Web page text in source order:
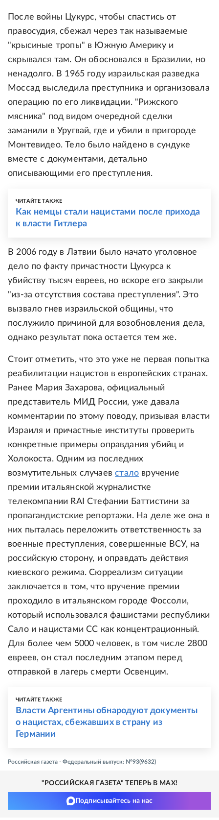
После войны Цукурс, чтобы спастись от
правосудия, сбежал через так называемые
"крысиные тропы" в Южную Америку и
скрывался там. Он обосновался в Бразилии, но
ненадолго. В 1965 году израильская разведка
Моссад выследила преступника и организовала
операцию по его ликвидации. "Рижского
мясника" под видом очередной сделки
заманили в Уругвай, где и убили в пригороде
Монтевидео. Тело было найдено в сундуке
вместе с документами, детально
описывающими его преступления.
ЧИТАЙТЕ ТАКЖЕ
Как немцы стали нацистами после прихода
к власти Гитлера
В 2006 году в Латвии было начато уголовное
дело по факту причастности Цукурса к
убийству тысяч евреев, но вскоре его закрыли
"из-за отсутствия состава преступления". Это
вызвало гнев израильской общины, что
послужило причиной для возобновления дела,
однако результат пока остается тем же.
Стоит отметить, что это уже не первая попытка
реабилитации нацистов в европейских странах.
Ранее Мария Захарова, официальный
представитель МИД России, уже давала
комментарии по этому поводу, призывая власти
Израиля и причастные институты проверить
конкретные примеры оправдания убийц и
Холокоста. Одним из последних
возмутительных случаевстало вручение
премии итальянской журналистке
телекомпании RAI Стефании Баттистини за
пропагандистские репортажи. На деле же она в
них пыталась переложить ответственность за
военные преступления, совершенные ВСУ, на
российскую сторону, и оправдать действия
киевского режима. Сюрреализм ситуации
заключается в том, что вручение премии
проходило в итальянском городе Фоссоли,
который использовался фашистами республики
Сало и нацистами СС как концентрационный.
Для более чем 5000 человек, в том числе 2800
евреев, он стал последним этапом перед
отправкой в лагерь смерти Освенцим.
ЧИТАЙТЕ ТАКЖЕ
Власти Аргентины обнародуют документы
о нацистах, сбежавших в страну из
Германии
Российская газета - Федеральный выпуск: №93(9632)
"РОССИЙСКАЯ ГАЗЕТА" ТЕПЕРЬ В MAX!
Подписывайтесь на нас